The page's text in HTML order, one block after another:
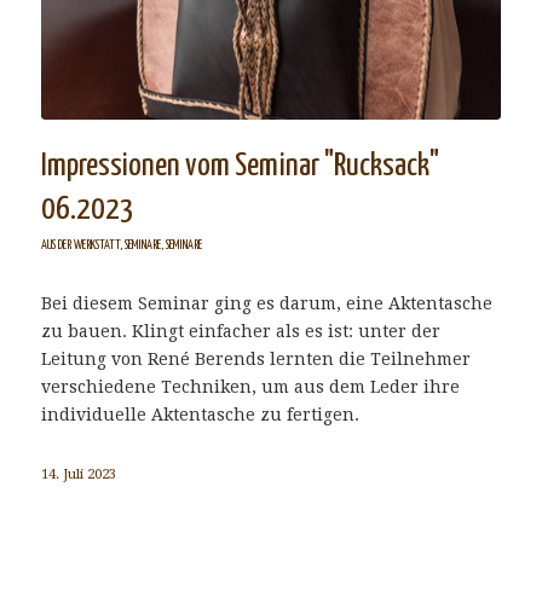
Impressionen vom Seminar "Rucksack"
06.2023
AUS DER WERKSTATT , SEMINARE, SEMINARE
Bei diesem Seminar ging es darum, eine Aktentasche
zu bauen. Klingt einfacher als es ist: unter der
Leitung von René Berends lernten die Teilnehmer
verschiedene Techniken, um aus dem Leder ihre
individuelle Aktentasche zu fertigen.
14. Juli 2023